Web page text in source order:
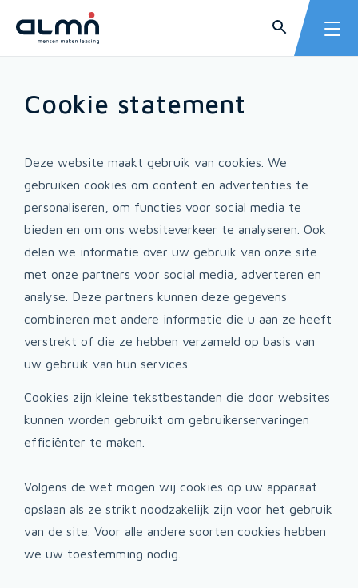
Cookie statement
Deze website maakt gebruik van cookies. We
gebruiken cookies om content en advertenties te
personaliseren, om functies voor social media te
bieden en om ons websiteverkeer te analyseren. Ook
delen we informatie over uw gebruik van onze site
met onze partners voor social media, adverteren en
analyse. Deze partners kunnen deze gegevens
combineren met andere informatie die u aan ze heeft
verstrekt of die ze hebben verzameld op basis van
uw gebruik van hun services.
Cookies zijn kleine tekstbestanden die door websites
kunnen worden gebruikt om gebruikerservaringen
efficiënter te maken.
Volgens de wet mogen wij cookies op uw apparaat
opslaan als ze strikt noodzakelijk zijn voor het gebruik
van de site. Voor alle andere soorten cookies hebben
we uw toestemming nodig.